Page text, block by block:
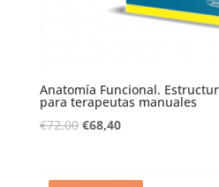
Anatomía Funcional.
para terapeutas manuales
€72,00 €68,40